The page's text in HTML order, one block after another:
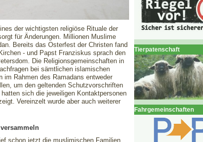
der wichtigsten religiöse Rituale der
für Änderungen. Millionen Muslime
Bereits das Osterfest der Christen fand
- und Papst Franziskus sprach den
Die Religionsgemeinschaften in
bei sämtlichen islamischen
im Rahmen des Ramadans entweder
um den geltenden Schutzvorschriften
sich die jeweiligen Kontaktpersonen
Vereinzelt wurde aber auch weiterer
schon jetzt die muslimischen Familien
Tierpatenschaft
Fahrgemeinschaften